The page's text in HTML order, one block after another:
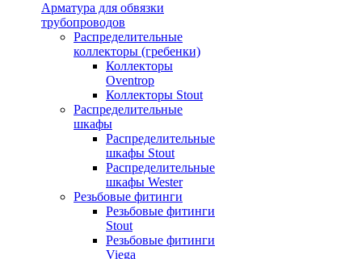
Арматура для обвязки
трубопроводов
Распределительные
коллекторы (гребенки)
Коллекторы
Oventrop
Коллекторы Stout
Распределительные
шкафы
Распределительные
шкафы Stout
Распределительные
шкафы Wester
Резьбовые фитинги
Резьбовые фитинги
Stout
Резьбовые фитинги
Viega